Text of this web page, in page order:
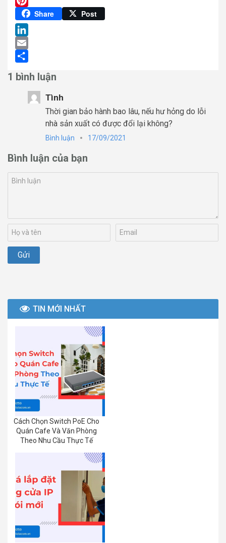
Pinterest
Share Post
LinkedIn
Email
1 bình luận
Tình
Thời gian bảo hành bao lâu, nếu hư hỏng do lỗi
nhà sản xuất có được đổi lại không?
Bình luận 17/09/2021
Bình luận của bạn
TIN MỚI NHẤT
Cách Chọn Switch PoE Cho
Quán Cafe Và Văn Phòng
Theo Nhu Cầu Thực Tế